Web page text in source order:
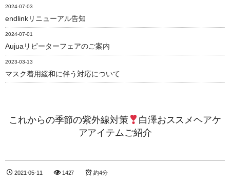
2024-07-03
endlinkリニューアル告知
2024-07-01
Aujuaリピーターフェアのご案内
2023-03-13
マスク着用緩和に伴う対応について
これからの季節の紫外線対策
白澤おススメヘアケ
アアイテムご紹介
2021-05-11 1427 約4分